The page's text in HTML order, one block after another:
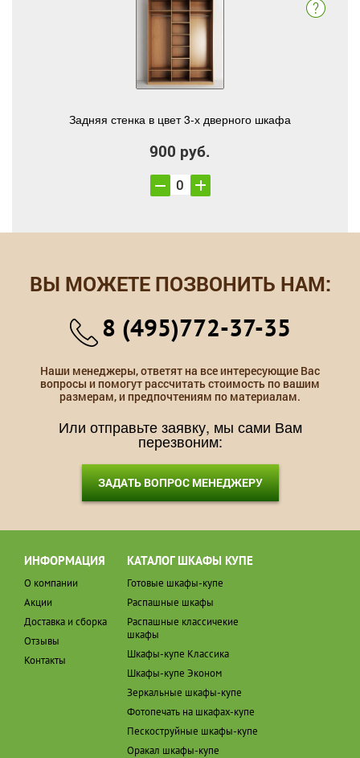
Задняя стенка в цвет 3-х дверного шкафа
900 руб.
ВЫ МОЖЕТЕ ПОЗВОНИТЬ НАМ:
8 (495)772-37-35
Наши менеджеры, ответят на все интересующие Вас
вопросы и помогут рассчитать стоимость по вашим
размерам, и предпочтениям по материалам.
Или отправьте заявку, мы сами Вам
перезвоним:
ЗАДАТЬ ВОПРОС МЕНЕДЖЕРУ
ИНФОРМАЦИЯ
О компании
Акции
Доставка и сборка
Отзывы
Контакты
КАТАЛОГ ШКАФЫ КУПЕ
Готовые шкафы-купе
Распашные шкафы
Распашные классичекие
шкафы
Шкафы-купе Классика
Шкафы-купе Эконом
Зеркальные шкафы-купе
Фотопечать на шкафах-купе
Пескоструйные шкафы-купе
Оракал шкафы-купе